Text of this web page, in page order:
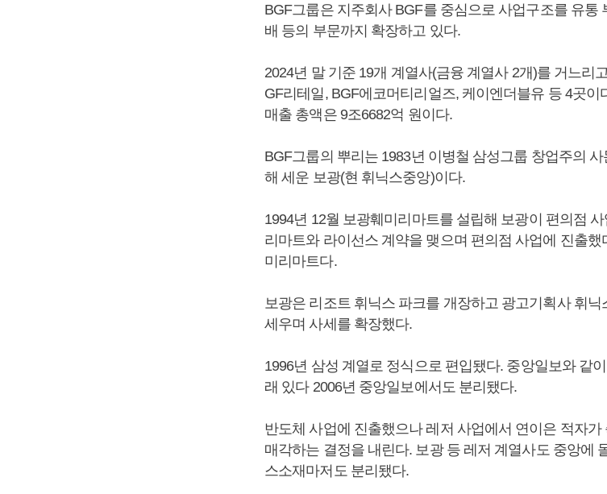
BGF그룹은 지주회사 BGF를 중심으로 사업구조를 유통
배 등의 부문까지 확장하고 있다.
2024년 말 기준 19개 계열사(금융 계열사 2개)를 거느리
GF리테일, BGF에코머티리얼즈, 케이엔더블유 등 4곳이
매출 총액은 9조6682억 원이다.
BGF그룹의 뿌리는 1983년 이병철 삼성그룹 창업주의
해 세운 보광(현 휘닉스중앙)이다.
1994년 12월 보광훼미리마트를 설립해 보광이 편의점
리마트와 라이선스 계약을 맺으며 편의점 사업에 진출했
미리마트다.
보광은 리조트 휘닉스 파크를 개장하고 광고기획사 휘
세우며 사세를 확장했다.
1996년 삼성 계열로 정식으로 편입됐다. 중앙일보와 같
래 있다 2006년 중앙일보에서도 분리됐다.
반도체 사업에 진출했으나 레저 사업에서 연이은 적자
매각하는 결정을 내린다. 보광 등 레저 계열사도 중앙에
스소재마저도 분리됐다.